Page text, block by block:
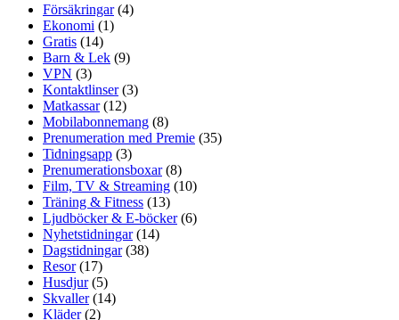
Försäkringar (4)
Ekonomi (1)
Gratis (14)
Barn & Lek (9)
VPN (3)
Kontaktlinser (3)
Matkassar (12)
Mobilabonnemang (8)
Prenumeration med Premie (35)
Tidningsapp (3)
Prenumerationsboxar (8)
Film, TV & Streaming (10)
Träning & Fitness (13)
Ljudböcker & E-böcker (6)
Nyhetstidningar (14)
Dagstidningar (38)
Resor (17)
Husdjur (5)
Skvaller (14)
Kläder (2)